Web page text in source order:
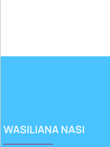
WASILIANA NASI